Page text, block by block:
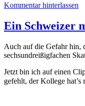
Kommentar hinterlassen
Ein Schweizer
Auch auf die Gefahr hin,
sechsundreißigfachen
Jetzt bin ich auf einen
gefehlt, der Kollege